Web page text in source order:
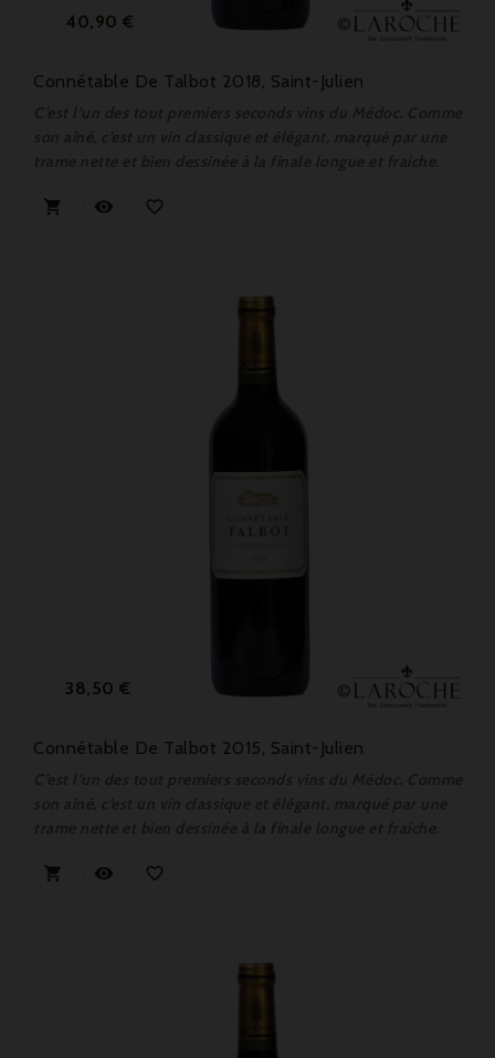
Prix
40,90 €
Connétable De Talbot 2018, Saint-Julien
  
Prix
38,50 €
Connétable De Talbot 2015, Saint-Julien
  